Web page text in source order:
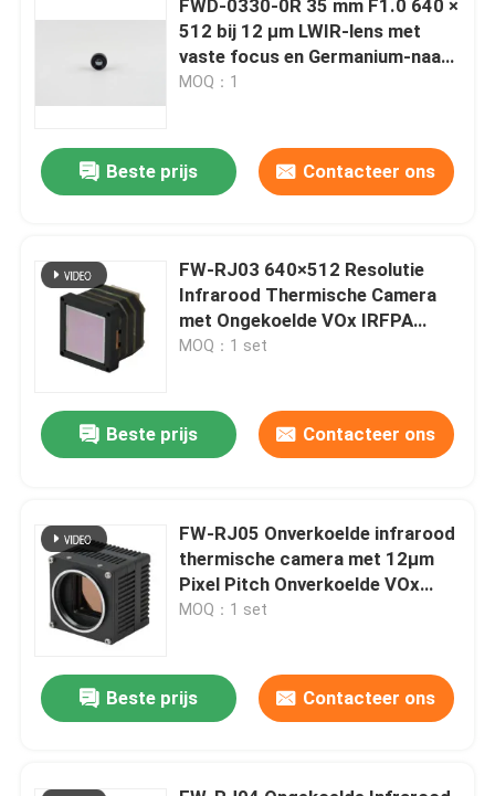
FWD-0330-0R 35 mm F1.0 640 ×
512 bij 12 μm LWIR-lens met
vaste focus en Germanium-naar-
Chalcogenide-upgrade voor
MOQ：1
Beste prijs Contacteer ons
FW-RJ03 640×512 Resolutie
Infrarood Thermische Camera
met Ongekoelde VOx IRFPA
Detector en Compact Ontwerp
MOQ：1 set
Beste prijs Contacteer ons
FW-RJ05 Onverkoelde infrarood
thermische camera met 12μm
Pixel Pitch Onverkoelde VOx
IRFPA-detector en 1280×1024
MOQ：1 set
Beste prijs Contacteer ons